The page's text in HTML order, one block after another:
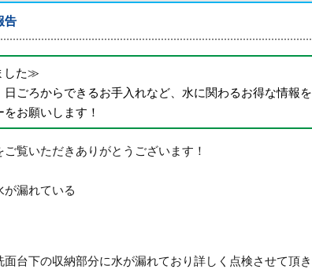
告
した≫
ごろからできるお手入れなど、水に関わるお得な情報を
お願いします！
覧いただきありがとうございます！
漏れている
台下の収納部分に水が漏れており詳しく点検させて頂き